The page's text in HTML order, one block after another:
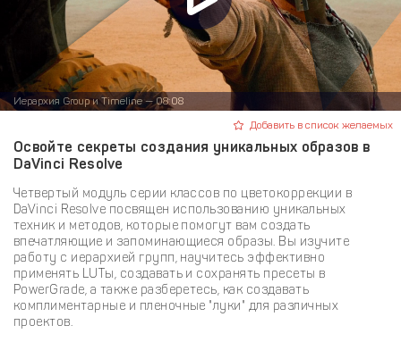
Иерархия Group и Timeline — 08:08
Добавить в список желаемых
Освойте секреты создания уникальных образов в
DaVinci Resolve
Четвертый модуль серии классов по цветокоррекции в
DaVinci Resolve посвящен использованию уникальных
техник и методов, которые помогут вам создать
впечатляющие и запоминающиеся образы. Вы изучите
работу с иерархией групп, научитесь эффективно
применять LUTы, создавать и сохранять пресеты в
PowerGrade, а также разберетесь, как создавать
комплиментарные и пленочные "луки" для различных
проектов.